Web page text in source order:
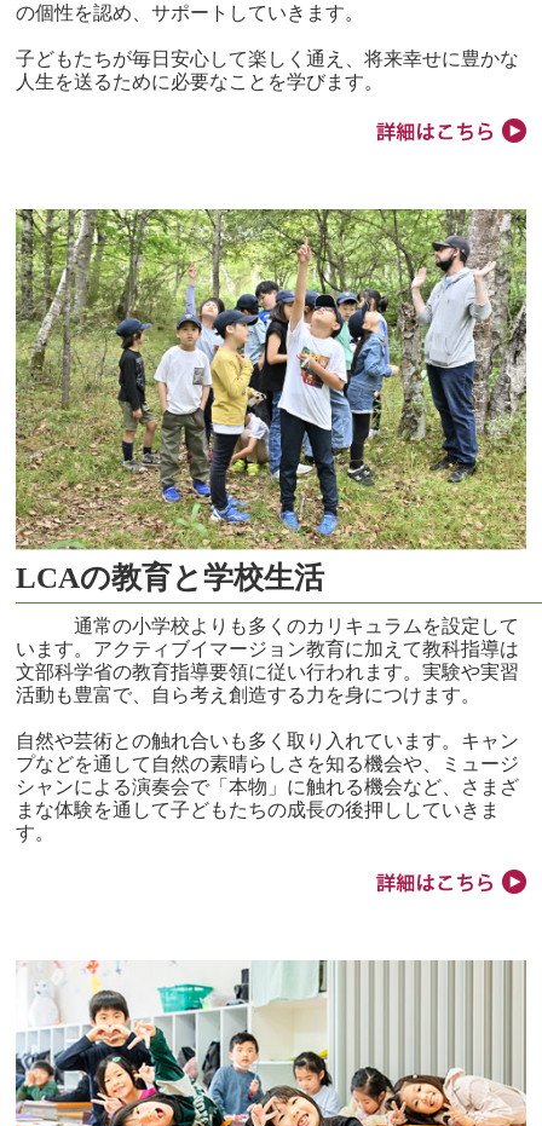
の個性を認め、サポートしていきます。
子どもたちが毎日安心して楽しく通え、将来幸せに豊かな
人生を送るために必要なことを学びます。
LCAの教育と学校生活
通常の小学校よりも多くのカリキュラムを設定して
います。アクティブイマージョン教育に加えて教科指導は
文部科学省の教育指導要領に従い行われます。実験や実習
活動も豊富で、自ら考え創造する力を身につけます。
自然や芸術との触れ合いも多く取り入れています。キャン
プなどを通して自然の素晴らしさを知る機会や、ミュージ
シャンによる演奏会で「本物」に触れる機会など、さまざ
まな体験を通して子どもたちの成長の後押ししていきま
す。